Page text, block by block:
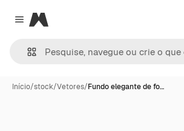
Close menu
Magnific
Início/stock/Vetores/Fundo elegante de fo…